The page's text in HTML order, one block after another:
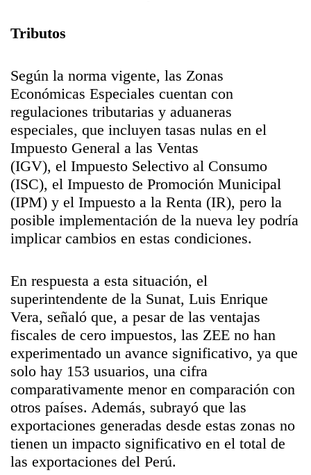
Tributos
Según la norma vigente, las Zonas
Económicas Especiales cuentan con
regulaciones tributarias y aduaneras
especiales, que incluyen tasas nulas en el
Impuesto General a las Ventas
(IGV), el Impuesto Selectivo al Consumo
(ISC), el Impuesto de Promoción Municipal
(IPM) y el Impuesto a la Renta (IR), pero la
posible implementación de la nueva ley podría
implicar cambios en estas condiciones.
En respuesta a esta situación, el
superintendente de la Sunat, Luis Enrique
Vera, señaló que, a pesar de las ventajas
fiscales de cero impuestos, las ZEE no han
experimentado un avance significativo, ya que
solo hay 153 usuarios, una cifra
comparativamente menor en comparación con
otros países. Además, subrayó que las
exportaciones generadas desde estas zonas no
tienen un impacto significativo en el total de
las exportaciones del Perú.